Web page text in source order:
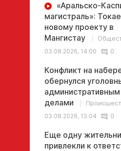
«Аральско-
магистраль»:
новому проекту в
Мангистау
03.08.2026, 14:00
0
Конфликт на
обернулся
административным
делами
03.08.2026, 13:04
0
Еще одну
привлекли к